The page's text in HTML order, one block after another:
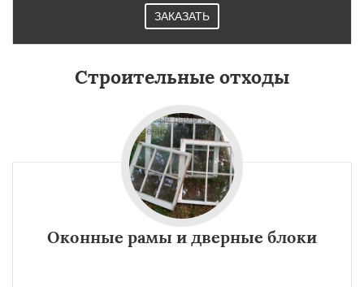
Работаем по
ЗАКАЗАТЬ
Строительные отходы
Оконные рамы и дверные блоки
УЗНАТЬ ПОДРОБНЕЕ